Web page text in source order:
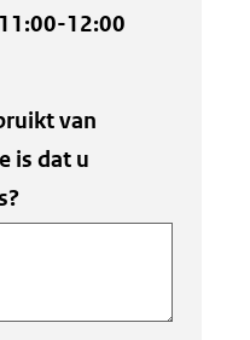
12:00
van
is dat u